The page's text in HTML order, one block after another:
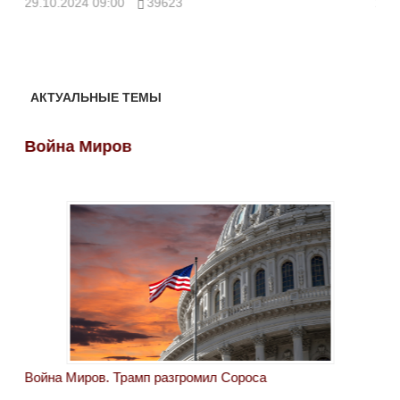
29.10.2024 09:00 39623
АКТУАЛЬНЫЕ ТЕМЫ
Война Миров
Война Миров. Трамп разгромил Сороса